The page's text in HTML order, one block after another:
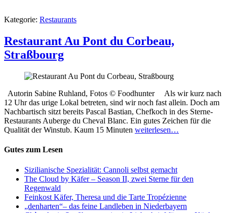
Kategorie: Restaurants
Restaurant Au Pont du Corbeau,
Straßbourg
Autorin Sabine Ruhland, Fotos © Foodhunter Als wir kurz nach
12 Uhr das urige Lokal betreten, sind wir noch fast allein. Doch am
Nachbartisch sitzt bereits Pascal Bastian, Chefkoch in des Sterne-
Restaurants Auberge du Cheval Blanc. Ein gutes Zeichen für die
Qualität der Winstub. Kaum 15 Minuten weiterlesen…
Gutes zum Lesen
Sizilianische Spezialität: Cannoli selbst gemacht
The Cloud by Käfer – Season II, zwei Sterne für den
Regenwald
Feinkost Käfer, Theresa und die Tarte Tropézienne
„denharten“– das feine Landleben in Niederbayern